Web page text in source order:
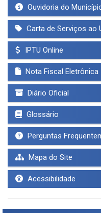
Ouvidoria do
Carta de Serviços ao
IPTU Online
Nota Fiscal Eletrônica
Diário Oficial
Glossário
Perguntas
Mapa do Site
Acessibilidade